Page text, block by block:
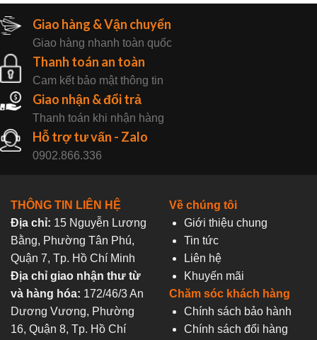
Giao hàng & Vận chuyển
Giao hàng nhanh toàn quốc
Thanh toán an toàn
Cam kết bảo mật thông tin
Giao nhận & đổi trả
Thanh toán khi nhận hàng
Hỗ trợ tư vấn - Zalo
0902.866.336
THÔNG TIN LIÊN HỆ
Địa chỉ: 15 Nguyễn Lương
Bằng, Phường Tân Phú,
Quận 7, Tp. Hồ Chí Minh
Địa chỉ giao nhận thư từ
và hàng hóa: 172/46/3 An
Dương Vương, Phường
16, Quận 8, Tp. Hồ Chí
Về chúng tôi
Giới thiệu chung
Tin tức
Liên hệ
Khuyến mãi
Chăm sóc khách hàng
Chính sách bảo hành
Chính sách đổi hàng